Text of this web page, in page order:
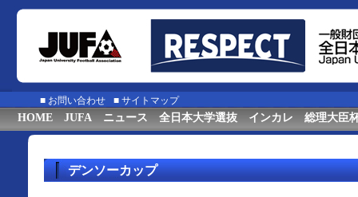
■ お問い合わせ ■ サイトマップ
HOME JUFA ニュース 全日本大学選抜 インカレ 総理大臣
デンソーカップ